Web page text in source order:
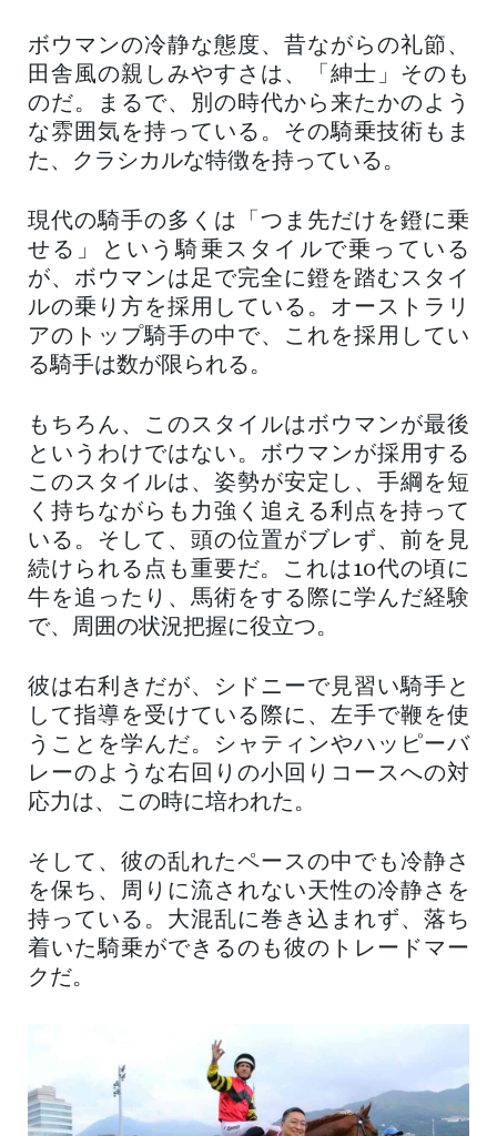
ボウマンの冷静な態度、昔ながらの礼節、
田舎風の親しみやすさは、「紳士」そのも
のだ。まるで、別の時代から来たかのよう
な雰囲気を持っている。その騎乗技術もま
た、クラシカルな特徴を持っている。
現代の騎手の多くは「つま先だけを鐙に乗
せる」という騎乗スタイルで乗っている
が、ボウマンは足で完全に鐙を踏むスタイ
ルの乗り方を採用している。オーストラリ
アのトップ騎手の中で、これを採用してい
る騎手は数が限られる。
もちろん、このスタイルはボウマンが最後
というわけではない。ボウマンが採用する
このスタイルは、姿勢が安定し、手綱を短
く持ちながらも力強く追える利点を持って
いる。そして、頭の位置がブレず、前を見
続けられる点も重要だ。これは10代の頃に
牛を追ったり、馬術をする際に学んだ経験
で、周囲の状況把握に役立つ。
彼は右利きだが、シドニーで見習い騎手と
して指導を受けている際に、左手で鞭を使
うことを学んだ。シャティンやハッピーバ
レーのような右回りの小回りコースへの対
応力は、この時に培われた。
そして、彼の乱れたペースの中でも冷静さ
を保ち、周りに流されない天性の冷静さを
持っている。大混乱に巻き込まれず、落ち
着いた騎乗ができるのも彼のトレードマー
クだ。